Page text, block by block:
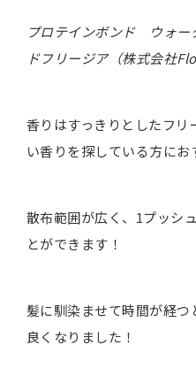
プロテインボンド ウォ
ドフリージア（株式会社
香りはすっきりとしたフ
い香りを探している方にお
散布範囲が広く、1プッシ
とができます！
髪に馴染ませて時間が経
良くなりました！